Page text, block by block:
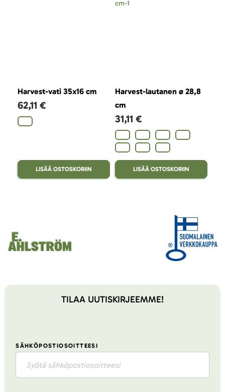
Harvest-vati 35x16 cm
62,11 €
LISÄÄ OSTOSKORIIN
Harvest-lautanen ø 28,8
cm
31,11 €
LISÄÄ OSTOSKORIIN
TILAA UUTISKIRJEEMME!
SÄHKÖPOSTIOSOITTEESI